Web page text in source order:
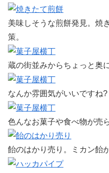
美味しそうな煎餅発見。焼
策。
蔵の街並みからちょっと奥
なんか雰囲気がいいですね?
色んなお菓子や食べ物が売
飴のはかり売り。ミカン飴